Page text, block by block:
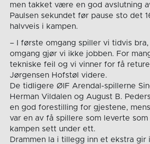
men takket være en god avslutning
Paulsen sekundet før pause sto det
halvveis i kampen.
– I første omgang spiller vi tidvis bra,
omgang gjør vi ikke jobben. For
tekniske feil og vi vinner for få
Jørgensen Hofstøl videre.
De tidligere ØIF Arendal-spillerne
Herman Vildalen og August B.
en god forestilling for gjestene,
var en av få spillere som leverte
kampen sett under ett.
Drammen la i tillegg inn et ekstra gir